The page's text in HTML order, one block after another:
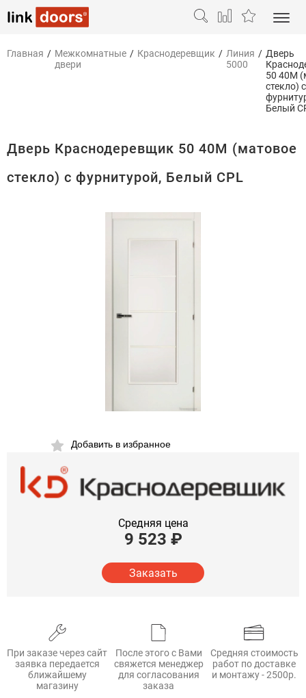
Главная / Межкомнатные
двери
/ Краснодеревщик / Линия
5000
/ Дверь
50 40М
стекло) с
Белый
Дверь Краснодеревщик 50 40М (матовое
стекло) с фурнитурой, Белый CPL
Добавить в избранное
Средняя цена
9 523 ₽
Заказать
При заказе через сайт
заявка передается
ближайшему
магазину
После этого с Вами
свяжется менеджер
для согласования
заказа
Средняя стоимость
работ по доставке
и монтажу - 2500р.